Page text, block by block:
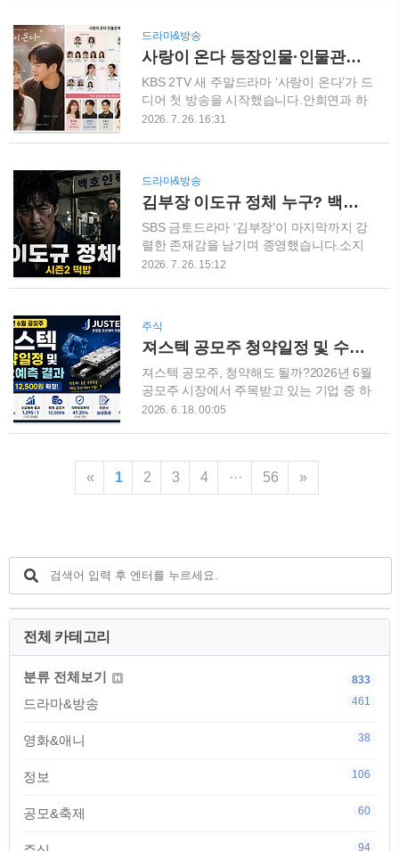
총 8개 기관이 참여합니다.기관별 모집 인
원을 살펴보면 다음과 같습니다. 경남개발
공사 : 5명사무직 행정 7급 2명기술직 전산
7급 1명기..
드러내기 시작했는데요.특히 8회 마지막,
강태주가 하정수의 시신을 직접 발견하는
장면은 다음 회를 기다릴 수밖에 없게 만든
충격적인 엔딩이었습니다.지난 7월 26일
방송된 ‘결혼의 완성’ 8회는 전국 가구 기준
걸까요? 결혼의 완성 8회, 납치 사건보다
더 무서운 비밀이 있었다8회에서 가장 중
요한 변화는 강태주의 시선이 김경애와 노
만..
드라마&방송
사랑이 온다 등장인물·인물관계도 총정리｜안희연 하석진 첫사랑부터 가족관계까지
KBS 2TV 새 주말드라마 ‘사랑이 온다’가 드
디어 첫 방송을 시작했습니다.안희연과 하
석진의 만남만으로도 방송 전부터 관심이
얽힌 정통 KBS 주말 가족극에 가까웠습니
다.특히 등장인물이 많다 보니 “누가 누구
의 가족이지?”, “장서현과 한규림은 무슨
관계지?” 하고 헷갈릴 수 있습니다.그래서
오늘은 사랑이 온다 등장인물과 인물관계
파편을 다시 맞춰가며 세상에서 가장 따뜻
한 인생의 한 상을 차려가는 두 남녀의 이
야기를 그린 ‘패밀리 레시피 드라마’입니다.
..
2026. 7. 26. 16:31
드라마&방송
김부장 이도규 정체 누구? 백호인력소와 시즌2 떡밥 총정리
SBS 금토드라마 ‘김부장’이 마지막까지 강
렬한 존재감을 남기며 종영했습니다.소지
섭을 중심으로 최대훈, 윤경호 등이 보여준
니다.김부장의 이야기가 모두 끝나는가 싶
었던 순간, 새로운 인물 이도규가 등장하면
서 분위기가 완전히 달라졌기 때문입니다.
더욱 흥미로운 점은 이도규가 단순히 시즌
2를 위해 새로 만든 인물이 아니라 원작 웹
그렇다면 김부장 마지막회에 등장한 이도
규는 도대체 누구일까요?백호인력소의 정
체부터 김부장 시즌2 가능성까지 하나씩
2026. 7. 26. 15:12
주식
져스텍 공모주 청약일정 및 수요예측 결과 총정리｜공모가 12,500원 확정
져스텍 공모주, 청약해도 될까?2026년 6월
공모주 시장에서 주목받고 있는 기업 중 하
나가 바로 져스텍입니다.져스텍은 초정밀
부품과 시스템을 공급하는 기업입니다. 특
히 최근에는 HBM, 첨단 반도체 패키징, 우
주항공 관련 성장성이 부각되면서 기관투
유확약, 투자 포인트와 주의할 점까지 한
모션제어 전문기업입니다.모션제어란 기계
는 기술을 말합니다. 져스텍은 리니어모터,
2026. 6. 18. 00:05
« 1 2 3 4 ··· 56 »
전체 카테고리
분류 전체보기 833
드라마&방송 461
영화&애니 38
정보 106
공모&축제 60
94